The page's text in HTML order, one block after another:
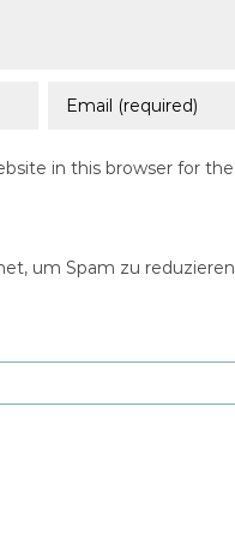
in this browser for
um Spam zu